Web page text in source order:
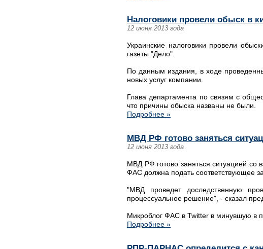
Налоговики провели обыск в
12 июня 2013 года
Украинские налоговики провели
газеты "Дело".
По данным издания, в ходе
новых услуг компании.
Глава департамента по связям с
что причины обыска названы не были.
Подробнее »
МВД РФ готово заняться
12 июня 2013 года
МВД РФ готово заняться ситуацией со
ФАС должна подать соответствующее
"МВД проведет доследственную
процессуальное решение", - сказал
Микроблог ФАС в Twitter в минувшую в
Подробнее »